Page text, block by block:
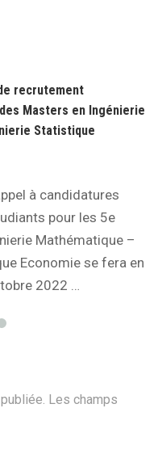
recrutement
Masters en Ingénierie
Statistique
à candidatures
pour les 5e
Mathématique –
Economie se fera en
2022 …
Les champs